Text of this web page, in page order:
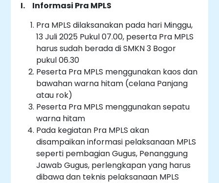
I. Informasi Pra MPLS
Pra MPLS dilaksanakan pada hari Minggu,
13 Juli 2025 Pukul 07.00, peserta Pra MPLS
harus sudah berada di SMKN 3 Bogor
pukul 06.30
Peserta Pra MPLS menggunakan kaos dan
bawahan warna hitam (celana Panjang
atau rok)
Peserta Pra MPLS menggunakan sepatu
warna hitam
Pada kegiatan Pra MPLS akan
disampaikan informasi pelaksanaan MPLS
seperti pembagian Gugus, Penanggung
Jawab Gugus, perlengkapan yang harus
dibawa dan teknis pelaksanaan MPLS